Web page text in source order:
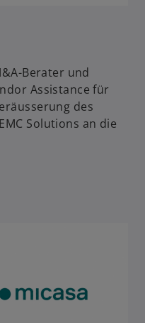
Berater und
Assistance für
des
Solutions an die